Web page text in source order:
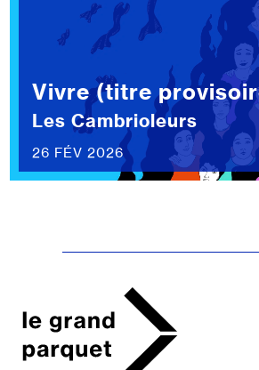
Vivre (titre
Les Cambrioleurs
26 FÉV 2026